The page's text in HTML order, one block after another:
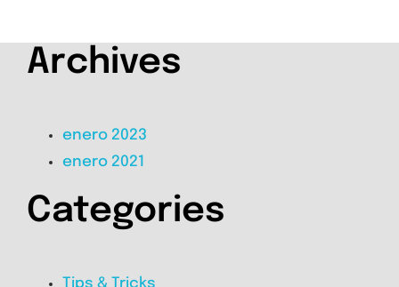
Archives
enero 2023
enero 2021
Categories
Tips & Tricks